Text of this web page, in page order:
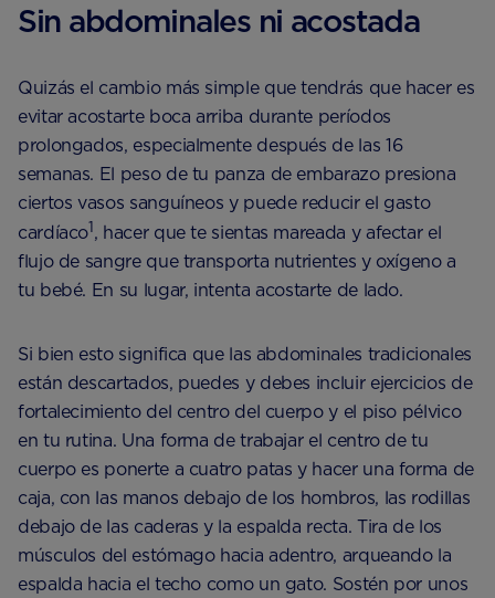
Sin abdominales ni acostada
Quizás el cambio más simple que tendrás que hacer es
evitar acostarte boca arriba durante períodos
prolongados, especialmente después de las 16
semanas. El peso de tu panza de embarazo presiona
ciertos vasos sanguíneos y puede reducir el gasto
cardíaco1, hacer que te sientas mareada y afectar el
flujo de sangre que transporta nutrientes y oxígeno a
tu bebé. En su lugar, intenta acostarte de lado.
Si bien esto significa que las abdominales tradicionales
están descartados, puedes y debes incluir ejercicios de
fortalecimiento del centro del cuerpo y el piso pélvico
en tu rutina. Una forma de trabajar el centro de tu
cuerpo es ponerte a cuatro patas y hacer una forma de
caja, con las manos debajo de los hombros, las rodillas
debajo de las caderas y la espalda recta. Tira de los
músculos del estómago hacia adentro, arqueando la
espalda hacia el techo como un gato. Sostén por unos